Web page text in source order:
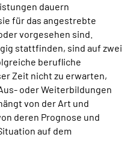
dauern
für das angestrebte
vorgesehen sind.
stattfinden, sind auf zwei
berufliche
Zeit nicht zu erwarten,
oder Weiterbildungen
von der Art und
deren Prognose und
auf dem